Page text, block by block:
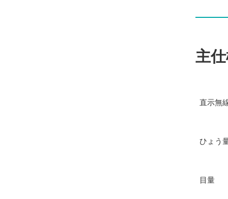
主
直示無
ひょう
目量